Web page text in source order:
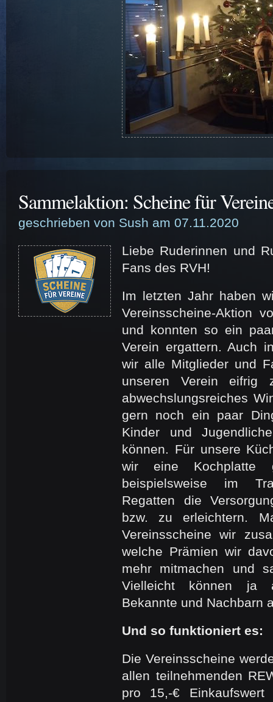
Sammelaktion: Scheine für
geschrieben von Sush am 07.11.2020
Liebe Ruderinnen und
Fans des RVH!
Im letzten Jahr haben
Vereinsscheine-Aktion
und konnten so ein
Verein ergattern. Auch
wir alle Mitglieder und
unseren Verein eifrig
abwechslungsreiches
gern noch ein paar
Kinder und
können. Für unsere
wir eine Kochplatte
beispielsweise im
Regatten die
bzw. zu erleichtern.
Vereinsscheine wir
welche Prämien wir
mehr mitmachen und
Vielleicht können ja
Bekannte und Nachbarn
Und so funktioniert es:
Die Vereinsscheine
allen teilnehmenden
pro 15,-€